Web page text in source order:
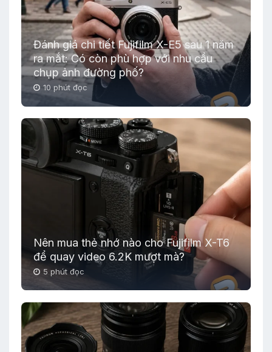
Đánh giá chi tiết Fujifilm X-E5 sau 1 năm
ra mắt: Có còn phù hợp với nhu cầu
chụp ảnh đường phố?
10 phút đọc
Nên mua thẻ nhớ nào cho Fujifilm X-T6
để quay video 6.2K mượt mà?
5 phút đọc